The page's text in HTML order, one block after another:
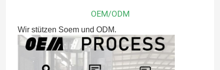
OEM/ODM
Wir stützen Soem und ODM.